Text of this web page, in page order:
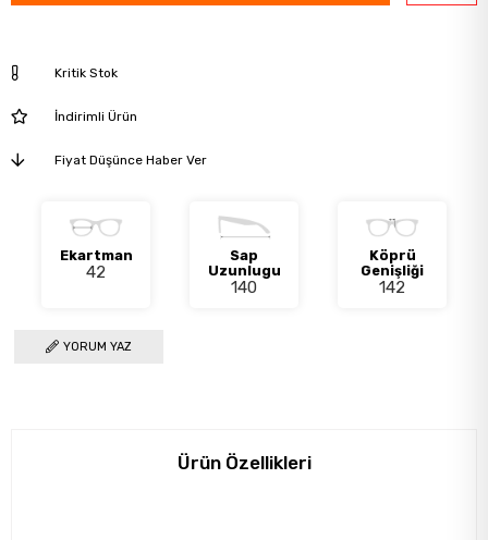
Kritik Stok
İndirimli Ürün
Fiyat Düşünce Haber Ver
Ekartman
42
Sap
Uzunlugu
140
Köprü
Genişliği
142
YORUM YAZ
Ürün Özellikleri